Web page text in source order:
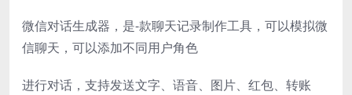
微信对话生成器，是-款聊天记录制作工具，可以模拟微
信聊天，可以添加不同用户角色
进行对话，支持发送文字、语音、图片、红包、转账